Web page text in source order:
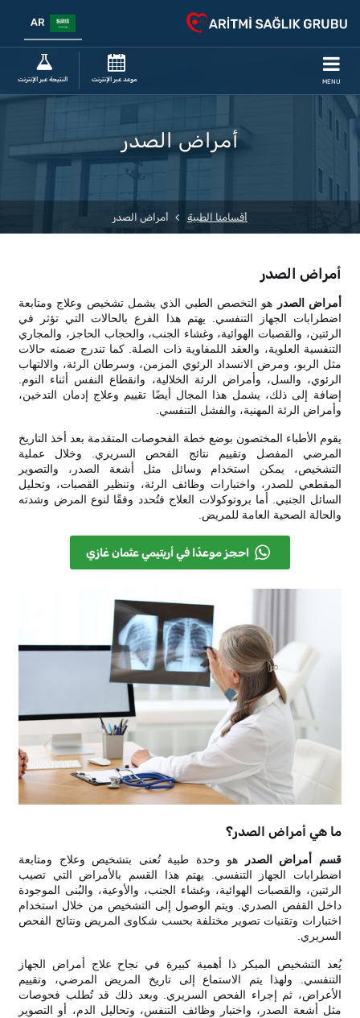
MENU موعد عبر الإنترنت النتيجة عبر الإنترنت
أمراض الصدر
أقسامنا الطبية أمراض الصدر
أمراض الصدر
أمراض الصدر
هو التخصص الطبي الذي يشمل تشخيص وعلاج ومتابعة
اضطرابات الجهاز التنفسي. يهتم هذا الفرع بالحالات التي تؤثر في
الرئتين، والقصبات الهوائية، وغشاء الجنب، والحجاب الحاجز، والمجاري
التنفسية العلوية، والعقد اللمفاوية ذات الصلة. كما تندرج ضمنه حالات
مثل الربو، ومرض الانسداد الرئوي المزمن، وسرطان الرئة، والالتهاب
الرئوي، والسل، وأمراض الرئة الخلالية، وانقطاع النفس أثناء النوم.
إضافة إلى ذلك، يشمل هذا المجال أيضًا تقييم وعلاج إدمان التدخين،
وأمراض الرئة المهنية، والفشل التنفسي.
يقوم الأطباء المختصون بوضع خطة الفحوصات المتقدمة بعد أخذ التاريخ
المرضي المفصل وتقييم نتائج الفحص السريري. وخلال عملية
التشخيص، يمكن استخدام وسائل مثل أشعة الصدر، والتصوير
المقطعي للصدر، واختبارات وظائف الرئة، وتنظير القصبات، وتحليل
السائل الجنبي. أما بروتوكولات العلاج فتُحدد وفقًا لنوع المرض وشدته
والحالة الصحية العامة للمريض.
احجز موعدًا في أريتيمي عثمان غازي
ما هي أمراض الصدر؟
قسم أمراض الصدر
هو وحدة طبية تُعنى بتشخيص وعلاج ومتابعة
اضطرابات الجهاز التنفسي. يهتم هذا القسم بالأمراض التي تصيب
الرئتين، والقصبات الهوائية، وغشاء الجنب، والأوعية، والبُنى الموجودة
داخل القفص الصدري. ويتم الوصول إلى التشخيص من خلال استخدام
اختبارات وتقنيات تصوير مختلفة بحسب شكاوى المريض ونتائج الفحص
السريري.
يُعد التشخيص المبكر ذا أهمية كبيرة في نجاح علاج أمراض الجهاز
التنفسي. ولهذا يتم الاستماع إلى تاريخ المريض المرضي، وتقييم
الأعراض، ثم إجراء الفحص السريري. وبعد ذلك قد تُطلب فحوصات
مثل أشعة الصدر، واختبار وظائف التنفس، وتحاليل الدم، أو التصوير